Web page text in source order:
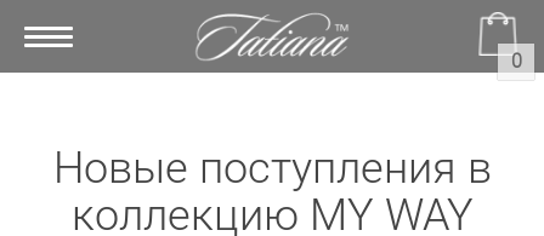
Toggle
0
Новые поступления в
коллекцию MY WAY